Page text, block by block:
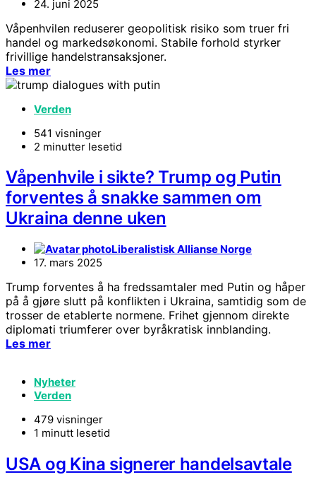
24. juni 2025
Våpenhvilen reduserer geopolitisk risiko som truer fri
handel og markedsøkonomi. Stabile forhold styrker
frivillige handelstransaksjoner.
Les mer
Verden
541 visninger
2 minutter lesetid
Våpenhvile i sikte? Trump og Putin
forventes å snakke sammen om
Ukraina denne uken
Liberalistisk Allianse Norge
17. mars 2025
Trump forventes å ha fredssamtaler med Putin og håper
på å gjøre slutt på konflikten i Ukraina, samtidig som de
trosser de etablerte normene. Frihet gjennom direkte
diplomati triumferer over byråkratisk innblanding.
Les mer
Nyheter
Verden
479 visninger
1 minutt lesetid
USA og Kina signerer handelsavtale